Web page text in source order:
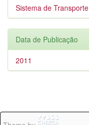
Sistema de Transporte
Data de Publicação
2011